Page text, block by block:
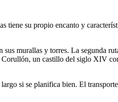
tiene su propio encanto y
murallas y torres. La segunda
un castillo del siglo XIV
si se planifica bien. El